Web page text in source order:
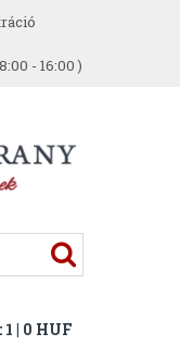
- 16:00 )
| 0 HUF